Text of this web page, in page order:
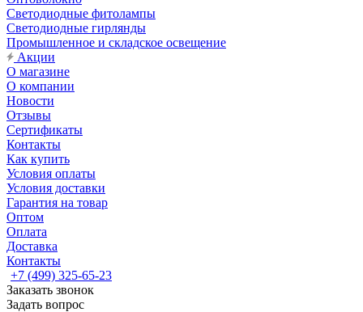
Светодиодные фитолампы
Светодиодные гирлянды
Промышленное и складское освещение
Акции
О магазине
О компании
Новости
Отзывы
Сертификаты
Контакты
Как купить
Условия оплаты
Условия доставки
Гарантия на товар
Оптом
Оплата
Доставка
Контакты
+7 (499) 325-65-23
Заказать звонок
Задать вопрос